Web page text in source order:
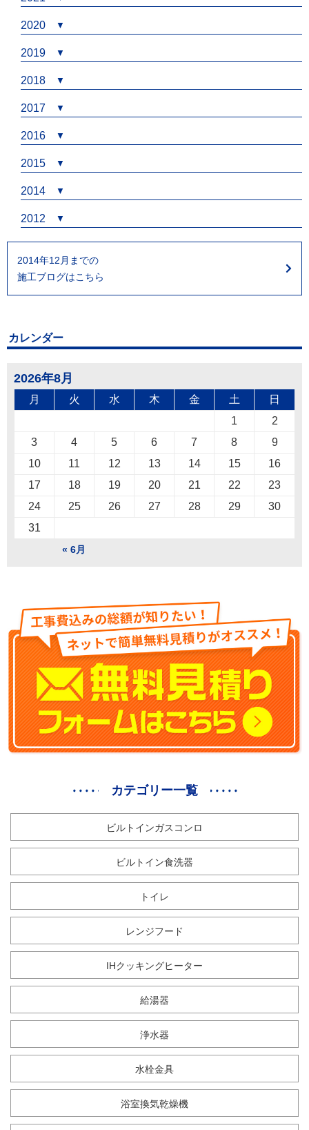
2020
2019
2018
2017
2016
2015
2014
2012
2014年12月までの
施工ブログはこちら
カレンダー
2026年8月
月 火 水 木 金 土 日
« 6月
1
2
3
4 5 6 7 8
9
10
11 12 13 14 15
16
17
18 19 20 21 22
23
24
25 26 27 28 29
30
31
カテゴリー一覧
ビルトインガスコンロ
ビルトイン食洗器
トイレ
レンジフード
IHクッキングヒーター
給湯器
浄水器
水栓金具
浴室換気乾燥機